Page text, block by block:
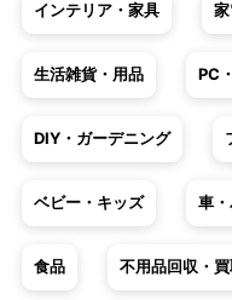
インテリア・家具
生活雑貨・用品 PC
DIY・ガーデニング
ベビー・キッズ 車
食品 不用品回収・買